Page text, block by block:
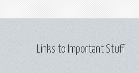
Links to Important Stuff